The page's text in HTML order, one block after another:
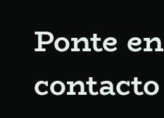
Ponte en
contacto